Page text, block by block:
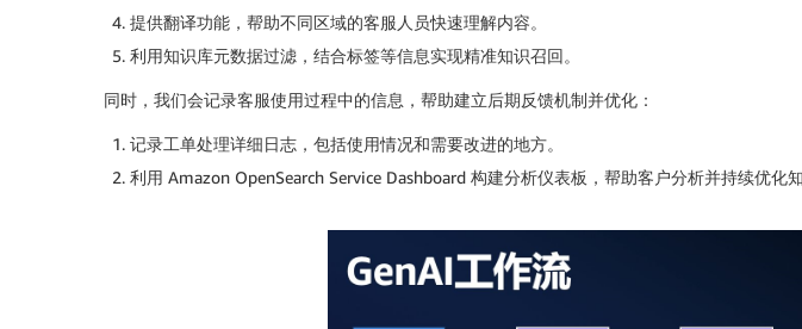
提供翻译功能，帮助不同区域的客服人员快速理解内容。
利用知识库元数据过滤，结合标签等信息实现精准知识召回。
同时，我们会记录客服使用过程中的信息，帮助建立后期反馈机制并优化：
记录工单处理详细日志，包括使用情况和需要改进的地方。
利用 Amazon OpenSearch Service Dashboard 构建分析仪表板，帮助客户分析并持续优化知